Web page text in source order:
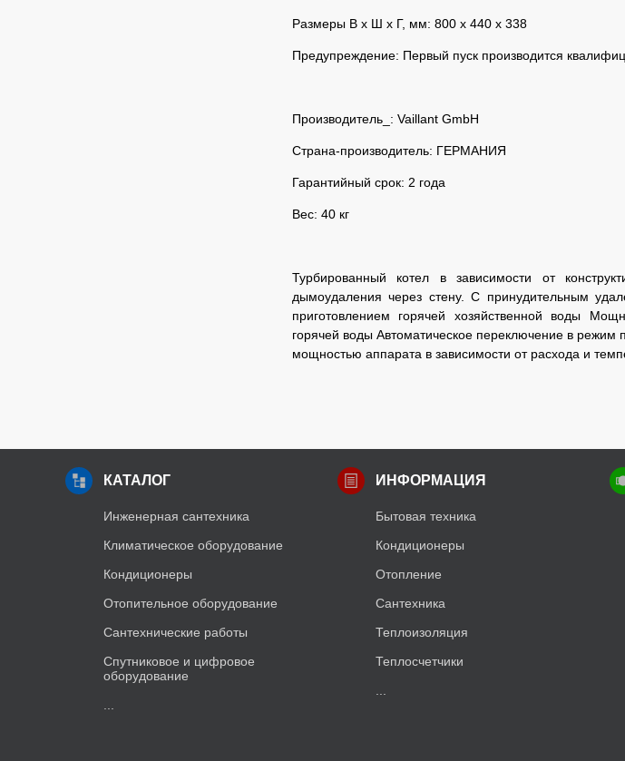
Размеры В х Ш х Г, мм: 800 х 440 х 338
Предупреждение: Первый пуск производится
Производитель_: Vaillant GmbH
Страна-производитель: ГЕРМАНИЯ
Гарантийный срок: 2 года
Вес: 40 кг
Турбированный котел в зависимости от
дымоудаления через стену. С принудительным
приготовлением горячей хозяйственной воды
горячей воды Автоматическое переключение в режим
мощностью аппарата в зависимости от расхода и
КАТАЛОГ
Инженерная сантехника
Климатическое оборудование
Кондиционеры
Отопительное оборудование
Сантехнические работы
Спутниковое и цифровое
оборудование
ИНФОРМАЦИЯ
Бытовая техника
Кондиционеры
Отопление
Сантехника
Теплоизоляция
Теплосчетчики